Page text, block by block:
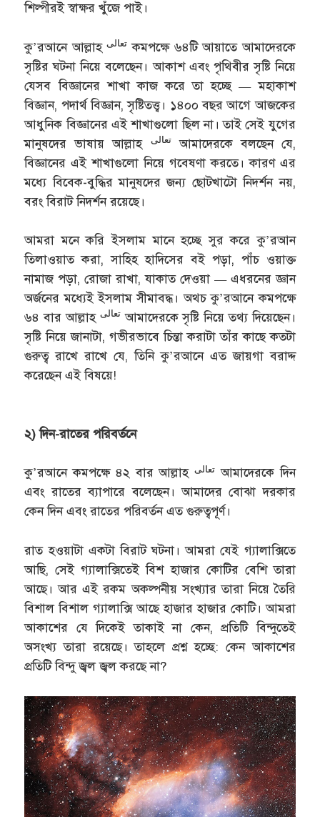
শিল্পীরই স্বাক্ষর খুঁজে পাই।
কু’রআনে আল্লাহتعالى কমপক্ষে ৬৪টি আয়াতে আমাদেরকে
সৃষ্টির ঘটনা নিয়ে বলেছেন। আকাশ এবং পৃথিবীর সৃষ্টি নিয়ে
যেসব বিজ্ঞানের শাখা কাজ করে তা হচ্ছে — মহাকাশ
বিজ্ঞান, পদার্থ বিজ্ঞান, সৃষ্টিতত্ত্ব। ১৪০০ বছর আগে আজকের
আধুনিক বিজ্ঞানের এই শাখাগুলো ছিল না। তাই সেই যুগের
মানুষদের ভাষায় আল্লাহ
تعالىআমাদেরকে বলছেন যে,
বিজ্ঞানের এই শাখাগুলো নিয়ে গবেষণা করতে। কারণ এর
মধ্যে বিবেক-বুদ্ধির মানুষদের জন্য ছোটখাটো নিদর্শন নয়,
বরং বিরাট নিদর্শন রয়েছে।
আমরা মনে করি ইসলাম মানে হচ্ছে সুর করে কু’রআন
তিলাওয়াত করা, সাহিহ হাদিসের বই পড়া, পাঁচ ওয়াক্ত
নামাজ পড়া, রোজা রাখা, যাকাত দেওয়া — এধরনের জ্ঞান
অর্জনের মধ্যেই ইসলাম সীমাবদ্ধ। অথচ কু’রআনে কমপক্ষে
৬৪ বার আল্লাহ تعالىআমাদেরকে সৃষ্টি নিয়ে তথ্য দিয়েছেন।
সৃষ্টি নিয়ে জানাটা, গভীরভাবে চিন্তা করাটা তাঁর কাছে কতটা
গুরুত্ব রাখে রাখে যে, তিনি কু’রআনে এত জায়গা বরাদ্দ
করেছেন এই বিষয়ে!
২) দিন-রাতের পরিবর্তনে
কু’রআনে কমপক্ষে ৪২ বার আল্লাহتعالى আমাদেরকে দিন
এবং রাতের ব্যাপারে বলেছেন। আমাদের বোঝা দরকার
কেন দিন এবং রাতের পরিবর্তন এত গুরুত্বপূর্ণ।
রাত হওয়াটা একটা বিরাট ঘটনা। আমরা যেই গ্যালাক্সিতে
আছি, সেই গ্যালাক্সিতেই বিশ হাজার কোটির বেশি তারা
আছে। আর এই রকম অকল্পনীয় সংখ্যার তারা নিয়ে তৈরি
বিশাল বিশাল গ্যালাক্সি আছে হাজার হাজার কোটি। আমরা
আকাশের যে দিকেই তাকাই না কেন, প্রতিটি বিন্দুতেই
অসংখ্য তারা রয়েছে। তাহলে প্রশ্ন হচ্ছে: কেন আকাশের
প্রতিটি বিন্দু জ্বল জ্বল করছে না?